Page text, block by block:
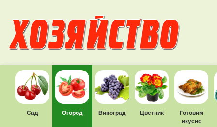
Сад Огород Виноград Цветник
Готовим
вкусно